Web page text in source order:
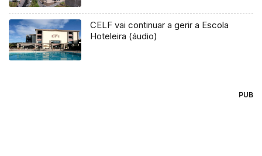
CELF vai continuar a gerir a Escola
Hoteleira (áudio)
PUB